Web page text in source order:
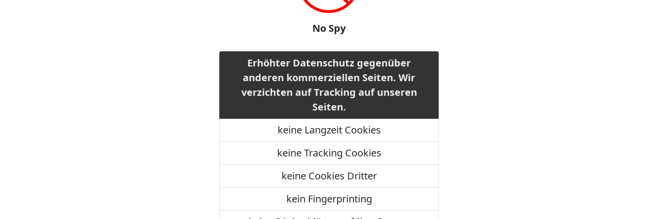
No Spy
Erhöhter Datenschutz gegenüber
anderen kommerziellen Seiten. Wir
verzichten auf Tracking auf unseren
Seiten.
keine Langzeit Cookies
keine Tracking Cookies
keine Cookies Dritter
kein Fingerprinting